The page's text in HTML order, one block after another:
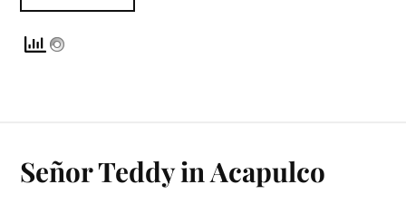
Señor Teddy in Acapulco